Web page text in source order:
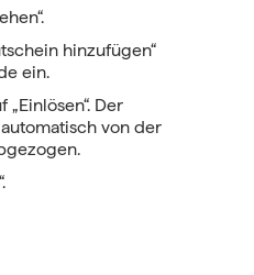
hinzufügen“
ein.
Der
von der